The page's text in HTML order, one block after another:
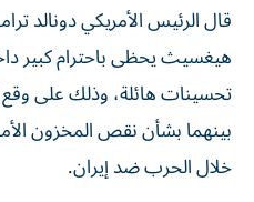
قال الرئيس الأمريكي دونالد
هيغسيث يحظى باحترام كبير
تحسينات هائلة، وذلك على
بينهما بشأن نقص المخزون
خلال الحرب ضد إيران.